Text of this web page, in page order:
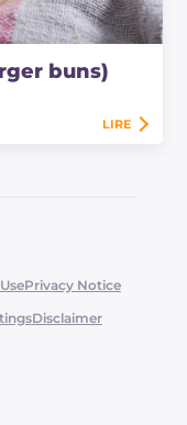
buns)
LIRE
Privacy Notice
Disclaimer